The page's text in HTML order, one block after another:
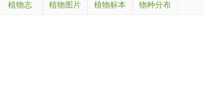
植物志 植物图片 植物标本 物种分布